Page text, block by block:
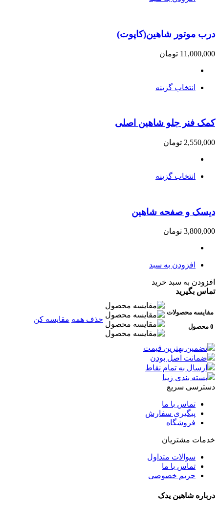
درب موتور شاهین(کاپوت)
11,000,000 تومان
انتخاب گزینه
کمک فنر جلو شاهین اصلی
2,550,000 تومان
انتخاب گزینه
دیسک و صفحه شاهین
3,800,000 تومان
افزودن به سبد
افزودن به سبد خرید
تماس بگیرید
مقایسه محصولات
0 محصول
حذف همه مقایسه کن
تضمین بهترین قیمت
ضمانت اصل بودن
ارسال به تمام نقاط
بسته بندی زیبا
دسترسی سریع
تماس با ما
پیگیری سفارش
فروشگاه
خدمات مشتریان
سوالات متداول
تماس با ما
حریم خصوصی
درباره شاهین یدک